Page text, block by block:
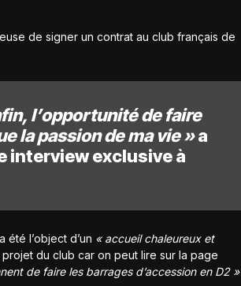
de signer un contrat au club français de
l’opportunité de faire
la passion de ma vie »a
interview exclusive à
l’object d’un « accueil chaleureux et
du club car on peut lire sur la page
de faire les barrages d’accession en D2 »